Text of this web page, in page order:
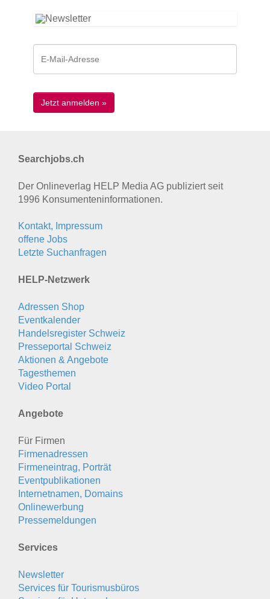
Searchjobs.ch
Der Onlineverlag HELP Media AG publiziert seit
1996 Konsumenten­informationen.
Kontakt, Impressum
offene Jobs
Letzte Suchanfragen
HELP-Netzwerk
Adressen Shop
Eventkalender
Handelsregister Schweiz
Presseportal Schweiz
Aktionen & Angebote
Tagesthemen
Video Portal
Angebote
Für Firmen
Firmenadressen
Firmeneintrag, Porträt
Eventpublikationen
Internetnamen, Domains
Onlinewerbung
Pressemeldungen
Services
Newsletter
Services für Tourismusbüros